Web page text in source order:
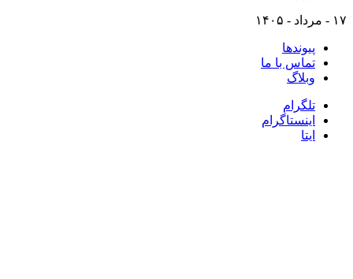
۱۷ - مرداد - ۱۴۰۵
پیوندها
تماس با ما
وبلاگ
تلگرام
اینستاگرام
ایتا